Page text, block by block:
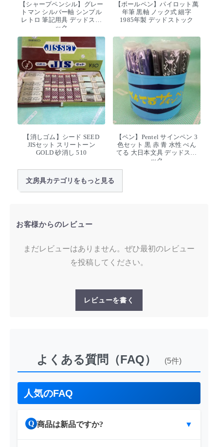
【シャープペンシル】グレー
トマン シルバー軸 シンプル
レトロ 筆記用具 デッドスト
ック
【ボールペン】パイロット萬
年筆 黒軸 ノック式 細字
1985年製 デッドストック
【消しゴム】シード SEED
JISセット スリートーン
GOLD 砂消し 510
【ペン】Pentel サインペン 3
色セット 黒 赤 青 水性 ぺん
てる 大日本文具 デッドスト
ック
文房具カテゴリをもっと見る
お客様からのレビュー
まだレビューはありません。ぜひ最初のレビュー
を投稿してください。
レビューを書く
よくある質問（FAQ） (5件)
人気のFAQ
Q 商品は新品ですか? ▼